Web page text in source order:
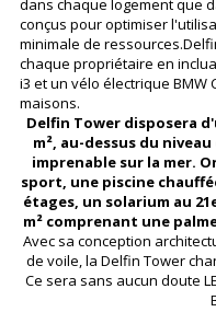
dans chaque logement que
conçus pour optimiser
minimale de
chaque propriétaire en
i3 et un vélo électrique BMW
maisons.
Delfin Tower disposera
m², au-dessus du
imprenable sur la mer.
sport, une piscine
étages, un solarium au
m² comprenant une
Avec sa conception
de voile, la Delfin Tower
Ce sera sans aucun doute